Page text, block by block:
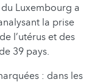
Luxembourg a
la prise
l’utérus et des
39 pays.
: dans les